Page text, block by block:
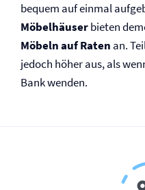
bequem auf einmal
Möbelhäuserbieten
Möbeln auf Raten an.
jedoch höher aus, als
Bank wenden.